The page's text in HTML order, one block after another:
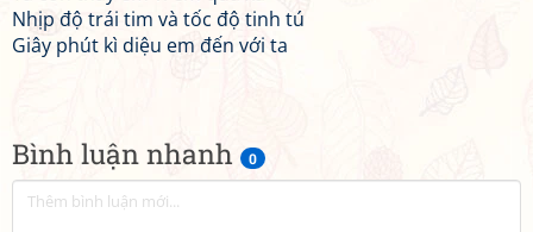
Bình luận nhanh 0
Nhịp độ trái tim và tốc độ tinh tú
Giây phút kì diệu em đến với ta